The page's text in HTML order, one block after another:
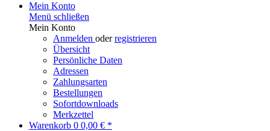
Mein Konto
Menü schließen
Mein Konto
Anmelden oderregistrieren
Übersicht
Persönliche Daten
Adressen
Zahlungsarten
Bestellungen
Sofortdownloads
Merkzettel
Warenkorb 0 0,00 € *